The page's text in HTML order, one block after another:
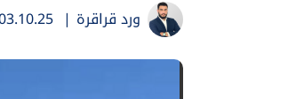
ورد قراقرة |
| 10:27